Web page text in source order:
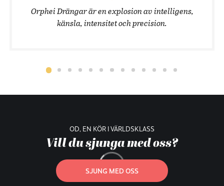
Orphei Drängar är en explosion av intelligens,
känsla, intensitet och precision.
OD, EN KÖR I VÄRLDSKLASS
Vill du sjunga med oss?
SJUNG MED OSS